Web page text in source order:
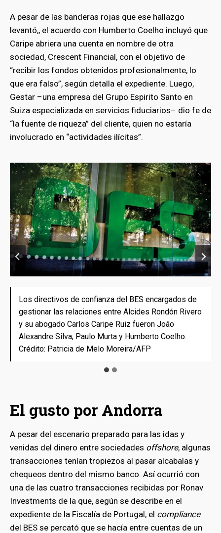
A pesar de las banderas rojas que ese hallazgo
levantó,, el acuerdo con Humberto Coelho incluyó que
Caripe abriera una cuenta en nombre de otra
sociedad, Crescent Financial, con el objetivo de
“recibir los fondos obtenidos profesionalmente, lo
que era falso”, según detalla el expediente. Luego,
Gestar –una empresa del Grupo Espirito Santo en
Suiza especializada en servicios fiduciarios– dio fe de
“la fuente de riqueza” del cliente, quien no estaría
involucrado en “actividades ilícitas”.
Los directivos de confianza del BES encargados de
gestionar las relaciones entre Alcides Rondón Rivero
y su abogado Carlos Caripe Ruiz fueron João
Alexandre Silva, Paulo Murta y Humberto Coelho.
Crédito: Patricia de Melo Moreira/AFP
Los directivos de confianza del BES encargados de
gestionar las relaciones entre Alcides Rondón Rivero
y su abogado Carlos Caripe Ruiz fueron João
Alexandre Silva, Paulo Murta y Humberto Coelho.
Crédito: Patricia de Melo Moreira/AFP
El gusto por Andorra
A pesar del escenario preparado para las idas y
venidas del dinero entre sociedades offshore, algunas
transacciones tenían tropiezos al pasar alcabalas y
chequeos dentro del mismo banco. Así ocurrió con
una de las cuatro transacciones recibidas por Ronav
Investments de la que, según se describe en el
expediente de la Fiscalía de Portugal, el compliance
del BES se percató que se hacía entre cuentas de un